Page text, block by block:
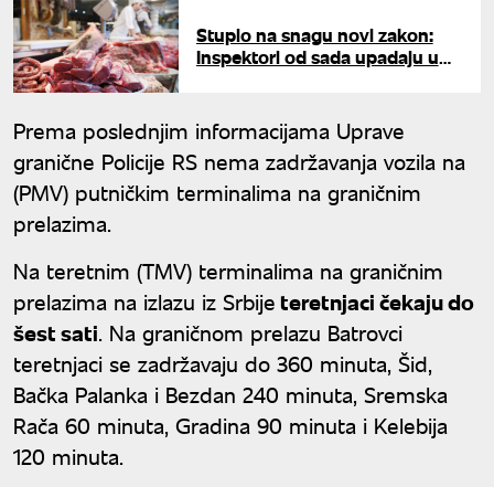
Stupio na snagu novi zakon:
Inspektori od sada upadaju u
Prema poslednjim informacijama Uprave
granične Policije RS nema zadržavanja vozila na
(PMV) putničkim terminalima na graničnim
prelazima.
Na teretnim (TMV) terminalima na graničnim
prelazima na izlazu iz Srbijeteretnjaci čekaju do
šest sati. Na graničnom prelazu Batrovci
teretnjaci se zadržavaju do 360 minuta, Šid,
Bačka Palanka i Bezdan 240 minuta, Sremska
Rača 60 minuta, Gradina 90 minuta i Kelebija
120 minuta.